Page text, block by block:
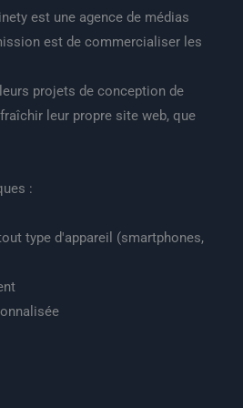
est une agence de médias
est de commercialiser les
projets de conception de
leur propre site web, que
:
type d'appareil (smartphones,